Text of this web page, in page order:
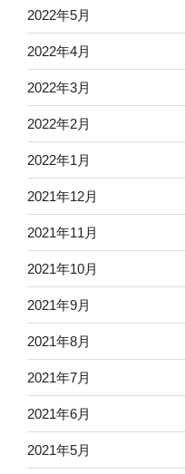
2022年5月
2022年4月
2022年3月
2022年2月
2022年1月
2021年12月
2021年11月
2021年10月
2021年9月
2021年8月
2021年7月
2021年6月
2021年5月